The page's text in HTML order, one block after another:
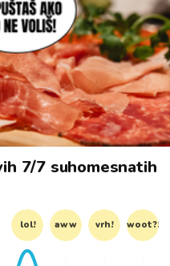
7/7 suhomesnatih
lol! aww vrh! woot?!